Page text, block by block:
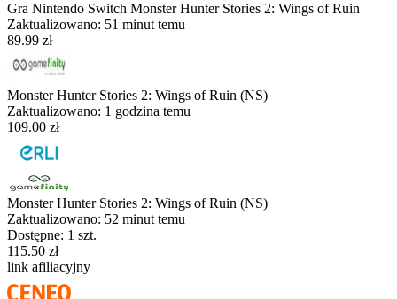
Gra Nintendo Switch Monster Hunter Stories 2: Wings of Ruin
Zaktualizowano: 51 minut temu
89.99 zł
Monster Hunter Stories 2: Wings of Ruin (NS)
Zaktualizowano: 1 godzina temu
109.00 zł
Monster Hunter Stories 2: Wings of Ruin (NS)
Zaktualizowano: 52 minut temu
Dostępne: 1 szt.
115.50 zł
link afiliacyjny